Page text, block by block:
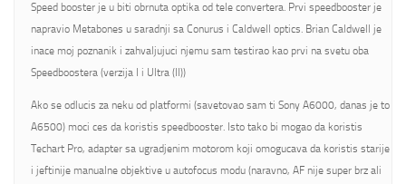
Speed booster je u biti obrnuta optika od tele convertera. Prvi speedbooster je
napravio Metabones u saradnji sa Conurus i Caldwell optics. Brian Caldwell je
inace moj poznanik i zahvaljujuci njemu sam testirao kao prvi na svetu oba
Speedboostera (verzija I i Ultra (II))
Ako se odlucis za neku od platformi (savetovao sam ti Sony A6000, danas je to
A6500) moci ces da koristis speedbooster. Isto tako bi mogao da koristis
Techart Pro, adapter sa ugradjenim motorom koji omogucava da koristis starije
i jeftinije manualne objektive u autofocus modu (naravno, AF nije super brz ali